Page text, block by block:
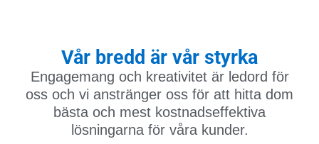
Vår bredd är vår styrka
Engagemang och kreativitet är ledord för
oss och vi anstränger oss för att hitta dom
bästa och mest kostnadseffektiva
lösningarna för våra kunder.